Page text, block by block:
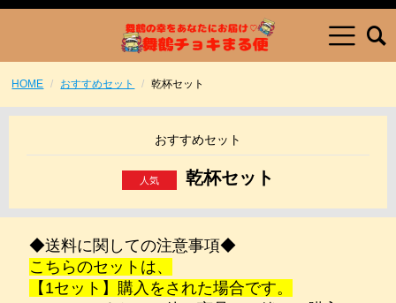
HOME おすすめセット 乾杯セット
おすすめセット
乾杯セット
◆送料に関しての注意事項◆
こちらのセットは、
【1セット】購入をされた場合です。